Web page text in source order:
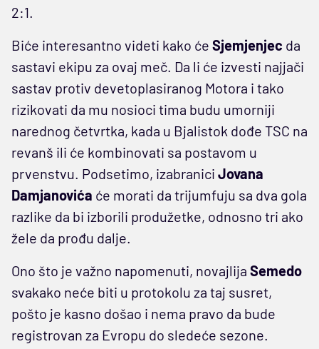
2:1.
Biće interesantno videti kako će Sjemjenjec da
sastavi ekipu za ovaj meč. Da li će izvesti najjači
sastav protiv devetoplasiranog Motora i tako
rizikovati da mu nosioci tima budu umorniji
narednog četvrtka, kada u Bjalistok dođe TSC na
revanš ili će kombinovati sa postavom u
prvenstvu. Podsetimo, izabranici Jovana
Damjanovića će morati da trijumfuju sa dva gola
razlike da bi izborili produžetke, odnosno tri ako
žele da prođu dalje.
Ono što je važno napomenuti, novajlija Semedo
svakako neće biti u protokolu za taj susret,
pošto je kasno došao i nema pravo da bude
registrovan za Evropu do sledeće sezone.